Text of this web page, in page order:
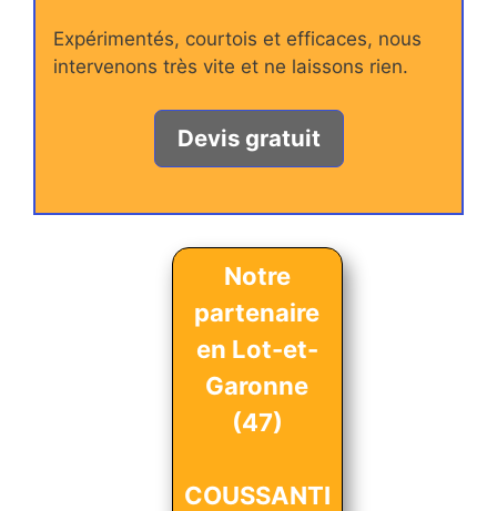
Expérimentés, courtois et efficaces, nous
intervenons très vite et ne laissons rien.
Devis gratuit
Notre
partenaire
en Lot-et-
Garonne
(47)
COUSSANTI